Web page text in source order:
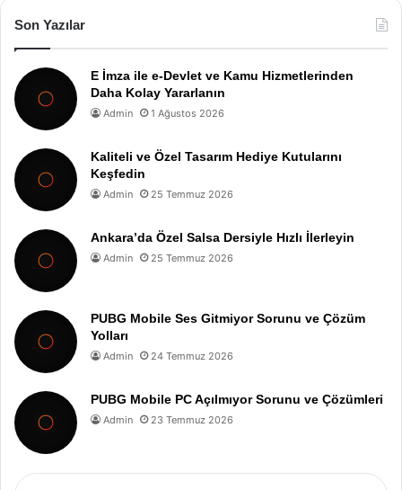
Son Yazılar
E İmza ile e-Devlet ve Kamu Hizmetlerinden
Daha Kolay Yararlanın
Admin 1 Ağustos 2026
Kaliteli ve Özel Tasarım Hediye Kutularını
Keşfedin
Admin 25 Temmuz 2026
Ankara’da Özel Salsa Dersiyle Hızlı İlerleyin
Admin 25 Temmuz 2026
PUBG Mobile Ses Gitmiyor Sorunu ve Çözüm
Yolları
Admin 24 Temmuz 2026
PUBG Mobile PC Açılmıyor Sorunu ve Çözümleri
Admin 23 Temmuz 2026